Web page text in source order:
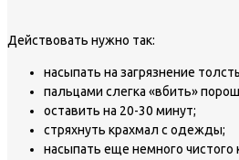
Действовать нужно так:
насыпать на загрязнение
пальцами слегка «вбить»
оставить на 20-30 минут;
стряхнуть крахмал с одежды;
насыпать еще немного чистого